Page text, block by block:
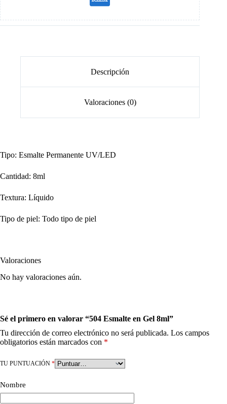
Descripción
Valoraciones (0)
Tipo: Esmalte Permanente UV/LED
Cantidad: 8ml
Textura: Líquido
Tipo de piel: Todo tipo de piel
Valoraciones
No hay valoraciones aún.
Sé el primero en valorar “504 Esmalte en Gel 8ml”
Tu dirección de correo electrónico no será publicada. Los campos
obligatorios están marcados con *
TU PUNTUACIÓN *
Nombre